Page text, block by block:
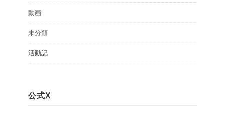
動画
未分類
活動記
公式X